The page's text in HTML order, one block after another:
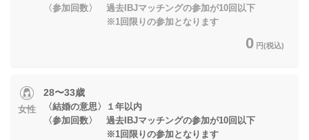
〈参加回数〉 過去IBJマッチングの参加が10回以下
※1回限りの参加となります
0 円(税込)
女性
28〜33歳
〈結婚の意思〉１年以内
〈参加回数〉 過去IBJマッチングの参加が10回以下
※1回限りの参加となります